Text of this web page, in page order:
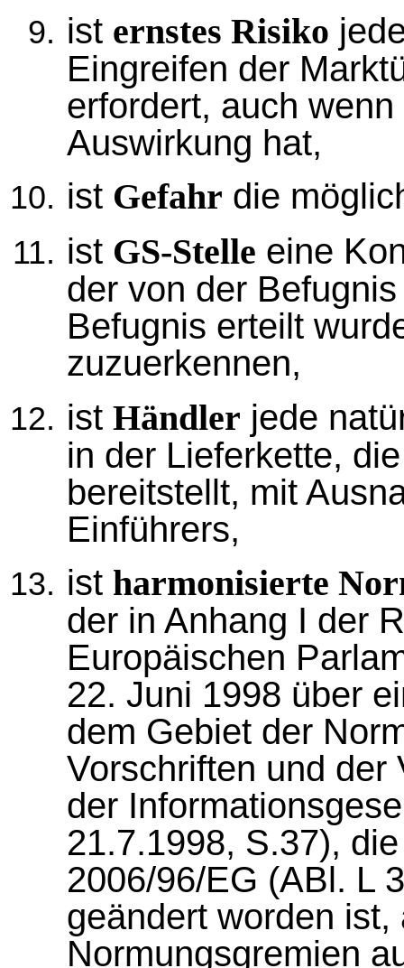
ist ernstes Risiko
Eingreifen der
erfordert, auch
Auswirkung hat,
ist Gefahr die
ist GS-Stelle eine
der von der
Befugnis erteilt
zuzuerkennen,
ist Händler jede
in der Lieferkette,
bereitstellt, mit
Einführers,
ist harmonisierte
der in Anhang I der
Europäischen
22. Juni 1998 über
dem Gebiet der
Vorschriften und der
der
21.7.1998, S.37),
2006/96/EG (ABl. L
geändert worden
Normungsgremien